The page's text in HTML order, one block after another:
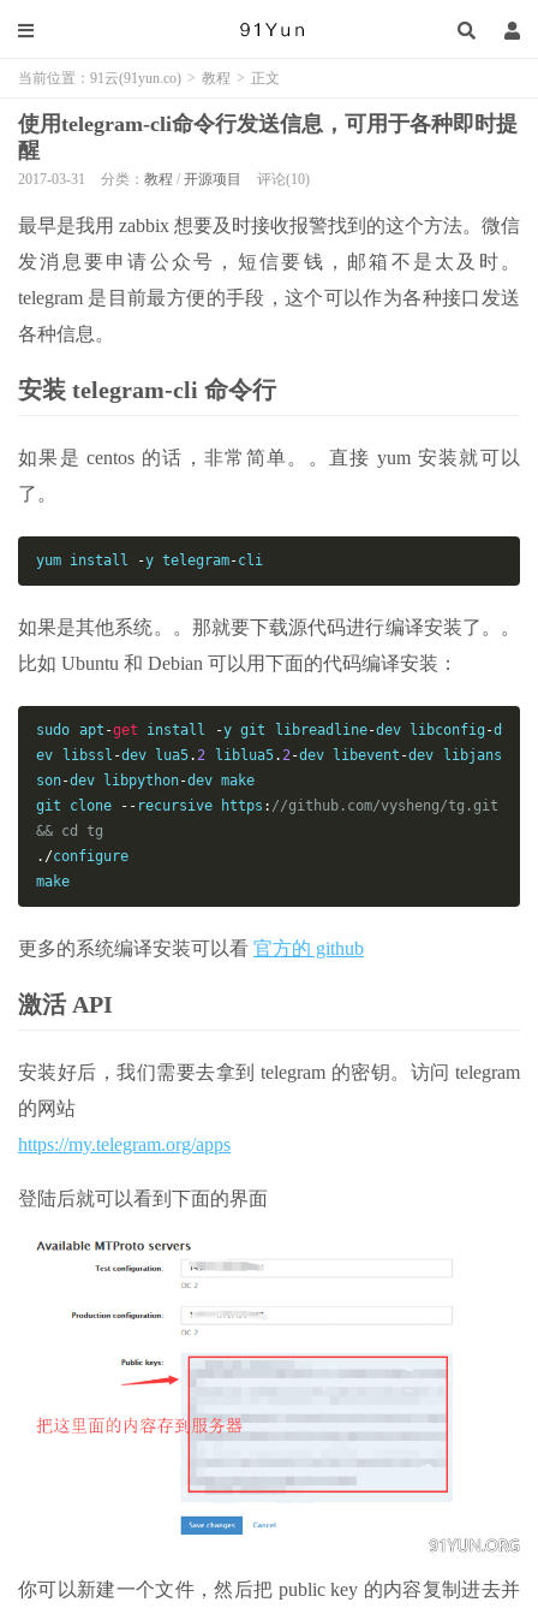
当前位置： 91云(91yun.co) > 教程 > 正文
使用telegram-cli命令行发送信息，可用于各种即时提
醒
2017-03-31 分类： 教程 / 开源项目 评论(10)
最早是我用 zabbix 想要及时接收报警找到的这个方法。微信
发消息要申请公众号，短信要钱，邮箱不是太及时。
telegram 是目前最方便的手段，这个可以作为各种接口发送
各种信息。
安装 telegram-cli 命令行
如果是 centos 的话，非常简单。。直接 yum 安装就可以
了。
yum install -y telegram-cli
如果是其他系统。。那就要下载源代码进行编译安装了。。
比如 Ubuntu 和 Debian 可以用下面的代码编译安装：
sudo apt -get install -y git libreadline-dev libconfig -d
ev libssl -dev lua5.2 liblua5.2-dev libevent -dev libjans
son-dev libpython-dev make
git clone
-- recursive https : //github.com/vysheng/tg.git
&& cd tg
./configure
make
更多的系统编译安装可以看 官方的 github
激活 API
安装好后，我们需要去拿到 telegram 的密钥。访问 telegram
的网站
https://my.telegram.org/apps
登陆后就可以看到下面的界面
你可以新建一个文件，然后把 public key 的内容复制进去并